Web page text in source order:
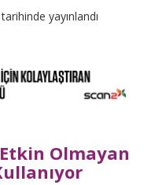
tarihinde yayınlandı
Olmayan